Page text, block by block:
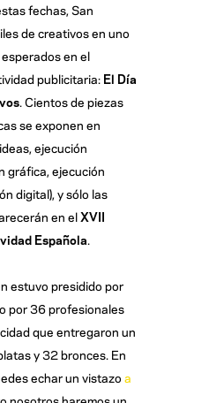
fechas, San
de creativos en uno
en el
publicitaria: El Día
. Cientos de piezas
se exponen en
ejecución
gráfica, ejecución
digital), y sólo las
en elXVII
Española.
estuvo presidido por
por 36 profesionales
que entregaron un
y 32 bronces. En
echar un vistazo a